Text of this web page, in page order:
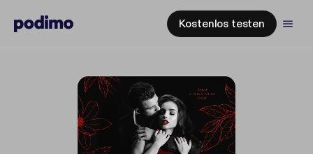
Kostenlos testen